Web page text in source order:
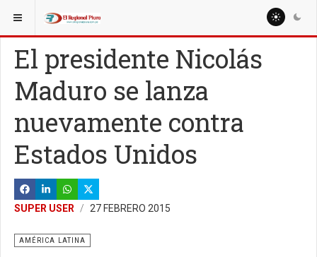
ESTÁ AQUÍ: MUNDO
El presidente Nicolás
Maduro se lanza
nuevamente contra
Estados Unidos
SUPER USER 27 FEBRERO 2015
AMÉRICA LATINA